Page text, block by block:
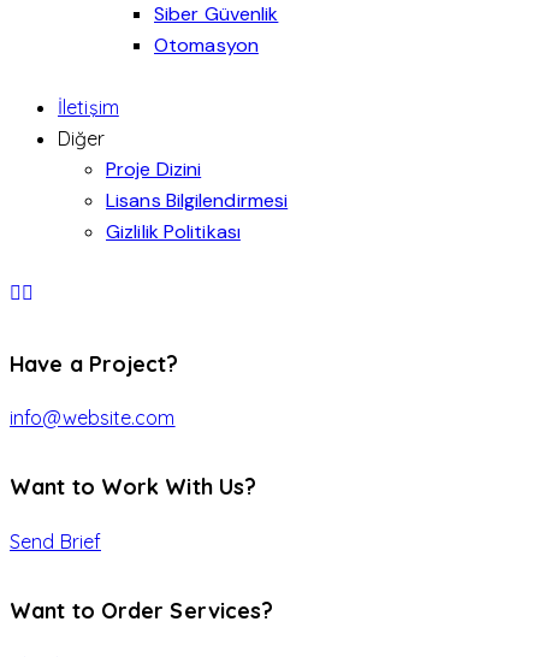
Siber Güvenlik
Otomasyon
İletişim
Diğer
Proje Dizini
Lisans Bilgilendirmesi
Gizlilik Politikası
Have a Project?
info@website.com
Want to Work With Us?
Send Brief
Want to Order Services?